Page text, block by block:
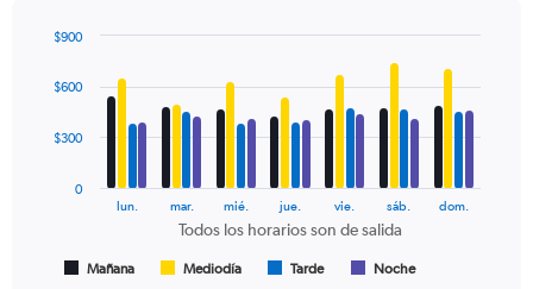
displaying
Avg.
and
chart
with
data
Todos los horarios son de salida
Mañana Mediodía Tarde Noche
lun. mar. mié. jue. vie. sáb. dom.
0
$300
$600
$900